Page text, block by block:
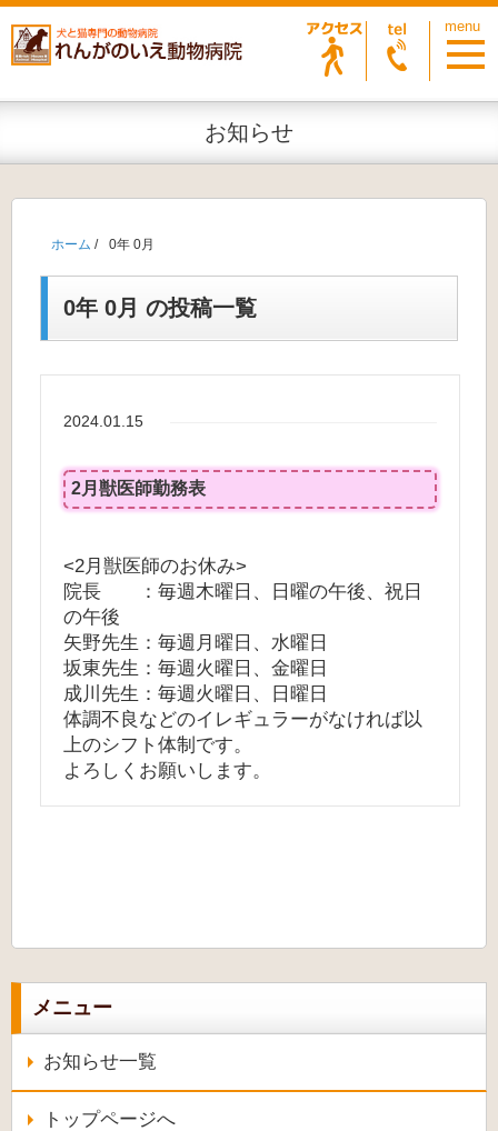
お知らせ
ホーム / 0年 0月
0年 0月 の投稿一覧
2024.01.15
2月獣医師勤務表
<2月獣医師のお休み>
院長 ：毎週木曜日、日曜の午後、祝日
の午後
矢野先生：毎週月曜日、水曜日
坂東先生：毎週火曜日、金曜日
成川先生：毎週火曜日、日曜日
体調不良などのイレギュラーがなければ以
上のシフト体制です。
よろしくお願いします。
メニュー
お知らせ一覧
トップページへ